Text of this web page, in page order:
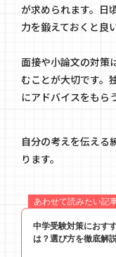
が求められます。日
力を鍛えておくと良
面接や小論文の対策
むことが大切です。
にアドバイスをもら
自分の考えを伝える
ります。